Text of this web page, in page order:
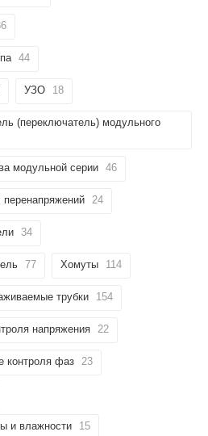
44
УЗО 18
(переключатель) модульного
модульной серии 46
24
34
77 Хомуты 114
трубки 154
напряжения 22
контроля фаз 23
и влажности 15